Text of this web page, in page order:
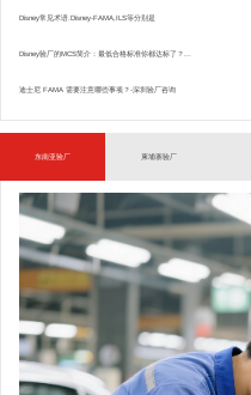
Disney常见术语.Disney-FAMA,ILS等分别是
Disney验厂的MCS简介：最低合格标准你都达标了？...
迪士尼 FAMA 需要注意哪些事项？-深圳验厂咨询
东南亚验厂 柬埔寨验厂